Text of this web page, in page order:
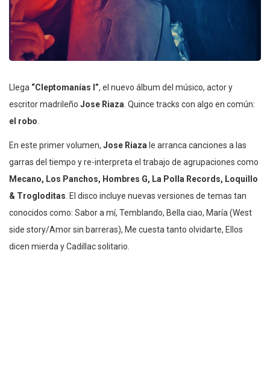
Llega “Cleptomanías I”, el nuevo álbum del músico, actor y
escritor madrileño Jose Riaza. Quince tracks con algo en común:
el robo.
En este primer volumen, Jose Riaza le arranca canciones a las
garras del tiempo y re-interpreta el trabajo de agrupaciones como
Mecano, Los Panchos, Hombres G, La Polla Records, Loquillo
& Trogloditas. El disco incluye nuevas versiones de temas tan
conocidos como: Sabor a mí, Temblando, Bella ciao, María (West
side story/Amor sin barreras), Me cuesta tanto olvidarte, Ellos
dicen mierda y Cadillac solitario.